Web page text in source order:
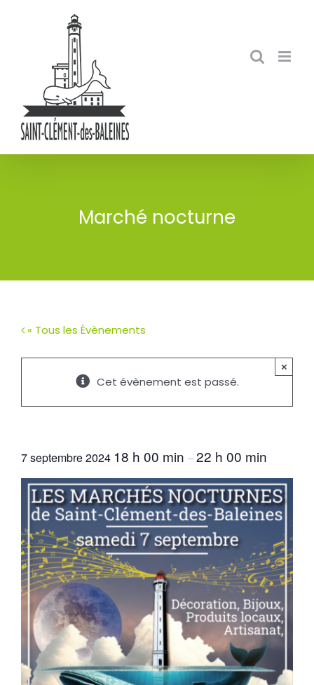
Marché nocturne
« Tous les Évènements
Cet évènement est passé.
×
7 septembre 2024 18 h 00 min –22 h 00 min